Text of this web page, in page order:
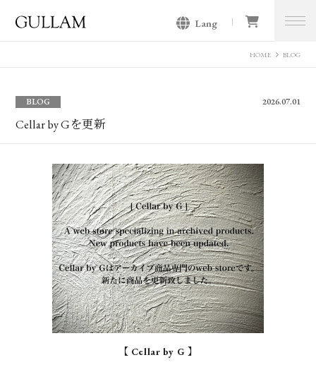
Lang
HOME BLOG
BLOG 2026.07.01
Cellar by Gを更新
【 Cellar by G 】